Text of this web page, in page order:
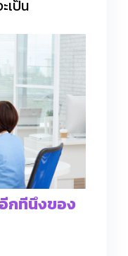
เป็น
กทีนึงของ